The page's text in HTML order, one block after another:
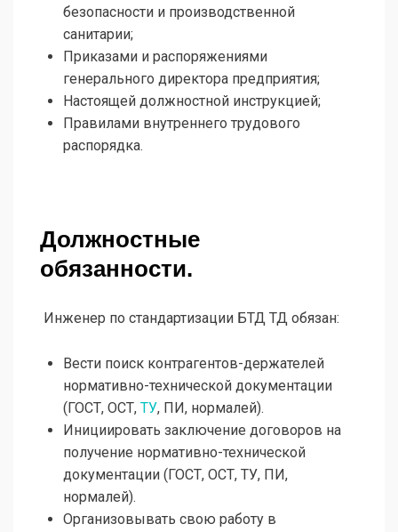
безопасности и производственной
санитарии;
Приказами и распоряжениями
генерального директора предприятия;
Настоящей должностной инструкцией;
Правилами внутреннего трудового
распорядка.
Должностные
обязанности.
Инженер по стандартизации БТД ТД обязан:
Вести поиск контрагентов-держателей
нормативно-технической документации
(ГОСТ, ОСТ, ТУ, ПИ, нормалей).
Инициировать заключение договоров на
получение нормативно-технической
документации (ГОСТ, ОСТ, ТУ, ПИ,
нормалей).
Организовывать свою работу в